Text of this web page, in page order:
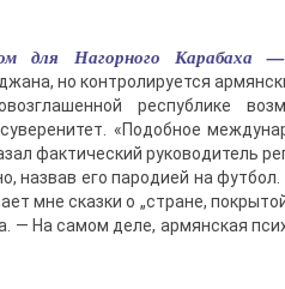
Нагорного Карабаха —
но контролируется
республике
«Подобное
фактический руководитель
назвав его пародией на
мне сказки о „стране,
На самом деле, армянская